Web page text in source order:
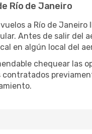
Río de Janeiro
a Río de
Antes de salir del
en algún local del
chequear las